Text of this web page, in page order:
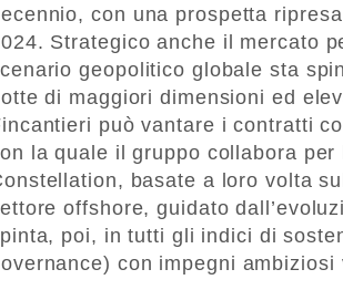
con una prospetta
Strategico anche il mercato
geopolitico globale sta
di maggiori dimensioni ed
può vantare i contratti
la quale il gruppo collabora
basate a loro volta
offshore, guidato
poi, in tutti gli indici di
con impegni